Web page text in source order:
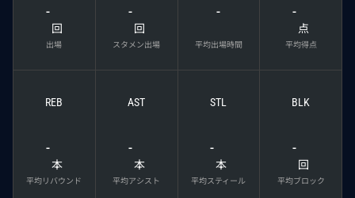
-
回
出場
-
回
スタメン出場
-
平均出場時間
-
点
平均得点
REB
-
本
平均リバウンド
AST
-
本
平均アシスト
STL
-
本
平均スティール
BLK
-
回
平均ブロック